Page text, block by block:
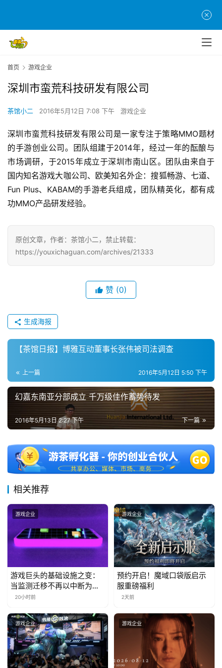
游
原
戏
业
界
手
机
戏
单
机
休
闲
游
2
第
三
届
金
茶
7
3
0
日
游
茶
首页 游戏企业
深圳市蛮荒科技研发有限公司
茶馆小二 2016年5月12日 7:08 下午 游戏企业
深圳市蛮荒科技研发有限公司是一家专注于策略MMO题材
的手游创业公司。团队组建于2014年，经过一年的酝酿与
市场调研，于2015年成立于深圳市南山区。团队由来自于
国内知名游戏大咖公司、欧美知名外企：搜狐畅游、七道、
Fun Plus、KABAM的手游老兵组成，团队精英化，都有成
功MMO产品研发经验。
原创文章，作者：茶馆小二，禁止转载：
https://youxichaguan.com/archives/21333
赞 (0)
生成海报
【茶馆日报】博雅互动董事长张伟被司法调查
上一篇 2016年5月12日 5:50 下午
幻嘉东南亚分部成立 千万级佳作蓄势待发
下一篇
2016年5月13日 2:27 下午
相关推荐
游戏企业
游戏巨头的基础设施之变：
当监测迁移不再以中断为代
价20小时前
游戏企业
预约开启！魔域口袋版启示
服重磅福利
2天前
游戏企业 游戏企业